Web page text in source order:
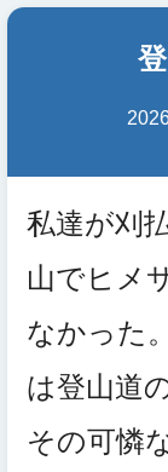
私達が刈
山でヒメ
なかった
は登山道
その可憐